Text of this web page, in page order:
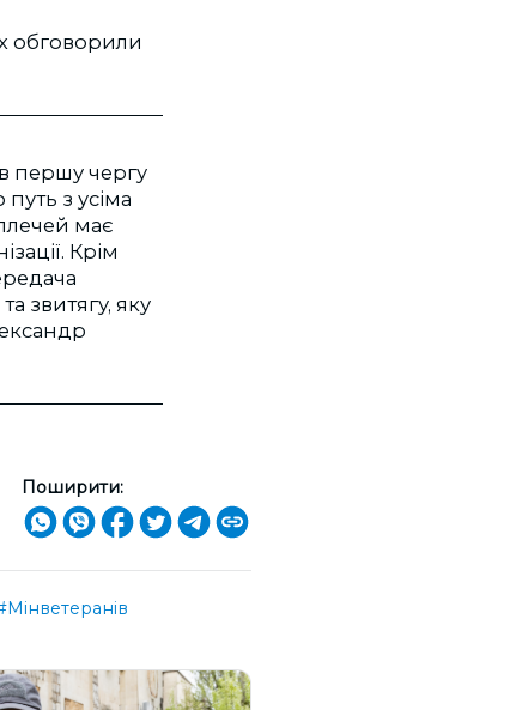
обговорили
першу чергу
з усіма
має
Крім
звитягу, яку
Поширити: